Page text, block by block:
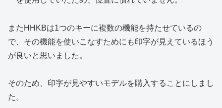
またHHKBは1つのキーに複数の機能を持たせているの
で、その機能を使いこなすためにも印字が見えているほう
が良いと思いました。
そのため、印字が見やすいモデルを購入することにしまし
た。